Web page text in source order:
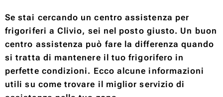
Se stai cercando un centro assistenza per
frigoriferi a Clivio, sei nel posto giusto. Un buon
centro assistenza può fare la differenza quando
si tratta di mantenere il tuo frigorifero in
perfette condizioni. Ecco alcune informazioni
utili su come trovare il miglior servizio di